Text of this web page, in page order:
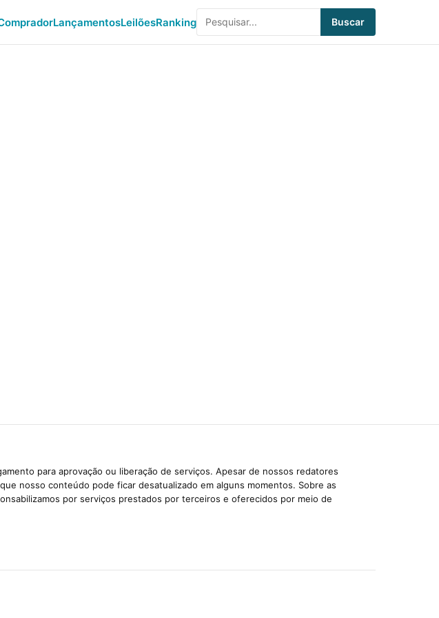
LançamentosLeilõesRanking Buscar
para aprovação ou liberação de serviços. Apesar de nossos redatores
nosso conteúdo pode ficar desatualizado em alguns momentos. Sobre as
por serviços prestados por terceiros e oferecidos por meio de